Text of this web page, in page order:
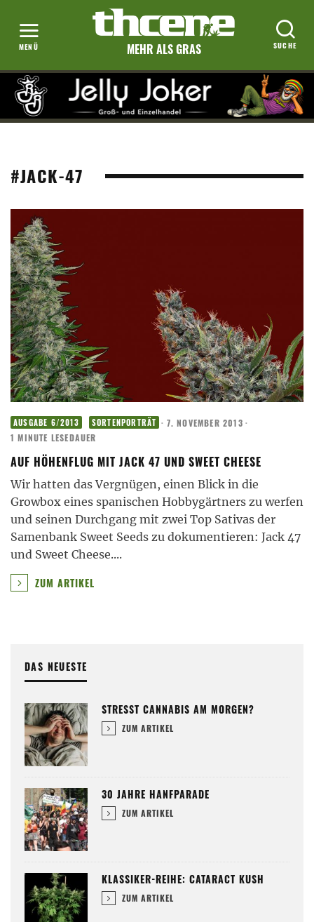
MEHR ALS GRAS
#JACK-47
AUSGABE 6/2013 SORTENPORTRÄT · 7. NOVEMBER 2013 ·
1 MINUTE LESEDAUER
AUF HÖHENFLUG MIT JACK 47 UND SWEET CHEESE
Wir hatten das Vergnügen, einen Blick in die
Growbox eines spanischen Hobbygärtners zu werfen
und seinen Durchgang mit zwei Top Sativas der
Samenbank Sweet Seeds zu dokumentieren: Jack 47
und Sweet Cheese....
ZUM ARTIKEL
DAS NEUESTE
STRESST CANNABIS AM MORGEN?
ZUM ARTIKEL
30 JAHRE HANFPARADE
ZUM ARTIKEL
KLASSIKER-REIHE: CATARACT KUSH
ZUM ARTIKEL